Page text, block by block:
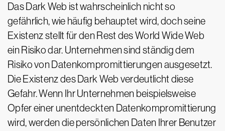
Das Dark Web ist wahrscheinlich nicht so
gefährlich, wie häufig behauptet wird, doch seine
Existenz stellt für den Rest des World Wide Web
ein Risiko dar. Unternehmen sind ständig dem
Risiko von Datenkompromittierungen ausgesetzt.
Die Existenz des Dark Web verdeutlicht diese
Gefahr. Wenn Ihr Unternehmen beispielsweise
Opfer einer unentdeckten Datenkompromittierung
wird, werden die persönlichen Daten Ihrer Benutzer